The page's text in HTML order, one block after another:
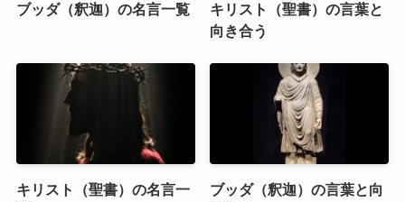
ブッダ（釈迦）の名言一覧
キリスト（聖書）の言葉と
向き合う
キリスト（聖書）の名言一
ブッダ（釈迦）の言葉と向